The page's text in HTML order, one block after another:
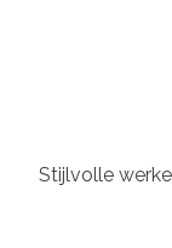
Stijlvolle